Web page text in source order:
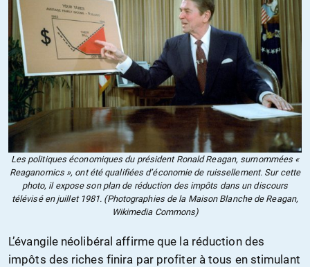
Les politiques économiques du président Ronald Reagan, surnommées «
Reaganomics », ont été qualifiées d’économie de ruissellement. Sur cette
photo, il expose son plan de réduction des impôts dans un discours
télévisé en juillet 1981. (Photographies de la Maison Blanche de Reagan,
Wikimedia Commons)
L’évangile néolibéral affirme que la réduction des
impôts des riches finira par profiter à tous en stimulant